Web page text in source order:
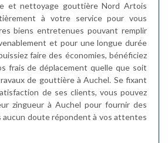
et nettoyage gouttière Nord Artois
à votre service pour vous
biens entretenues pouvant remplir
et pour une longue durée
faire des économies, bénéficiez
frais de déplacement quelle que soit
de gouttière à Auchel. Se fixant
de ses clients, vous pouvez
zingueur à Auchel pour fournir des
aucun doute répondent à vos attentes